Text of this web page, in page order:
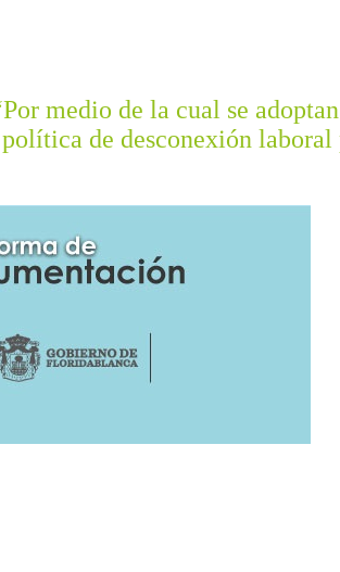
medio de la cual se
de desconexión